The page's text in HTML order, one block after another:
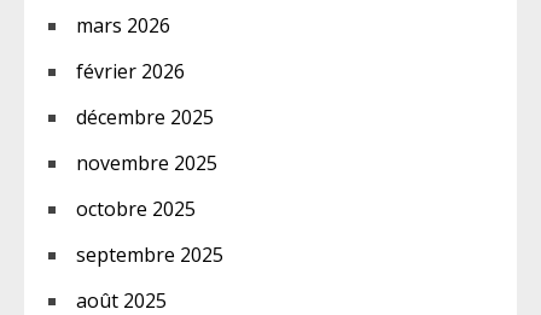
mars 2026
février 2026
décembre 2025
novembre 2025
octobre 2025
septembre 2025
août 2025